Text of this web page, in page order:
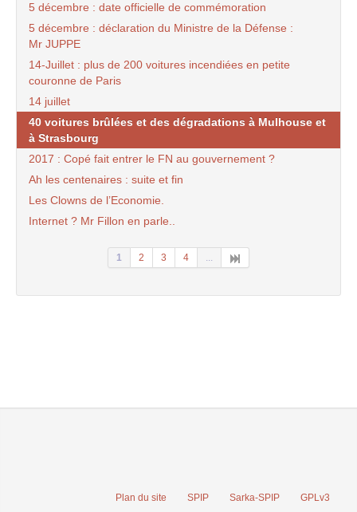
5 décembre : date officielle de commémoration
5 décembre : déclaration du Ministre de la Défense :
Mr JUPPE
14-Juillet : plus de 200 voitures incendiées en petite
couronne de Paris
14 juillet
40 voitures brûlées et des dégradations à Mulhouse et
à Strasbourg
2017 : Copé fait entrer le FN au gouvernement ?
Ah les centenaires : suite et fin
Les Clowns de l’Economie.
Internet ? Mr Fillon en parle..
1 2 3 4 ...
Plan du site SPIP Sarka-SPIP GPLv3